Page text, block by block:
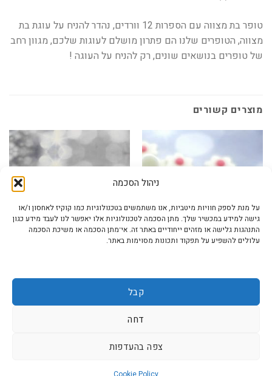
ניהול הסכמה
על מנת לספק חוויות מיטביות, אנו משתמשים בטכנולוגיות כמו קוקיז לאחסון ו/או
גישה למידע במכשיר שלך. מתן הסכמה לטכנולוגיות אלו יאפשר לנו לעבד מידע כגון
התנהגות גלישה או מזהים ייחודיים באתר זה. אי־מתן הסכמה או משיכת הסכמה
עלולים להשפיע על תפקוד ותכונות מסוימות באתר.
קבל
דחה
צפה בהעדפות
טופר בת מצווה עם הספרות 12 וורדים, נהדר להניח על עוגת בת
מצווה, הטופרים שלנו הם פתרון מושלם לעוגות שלכם, מגוון רחב
של טופרים בנושאים שונים, רק להניח על העוגה !
מוצרים קשורים
קטנה
זוג עיניים חד קרן בצבע ורוד מבצק
סוכר אכיל
14.00